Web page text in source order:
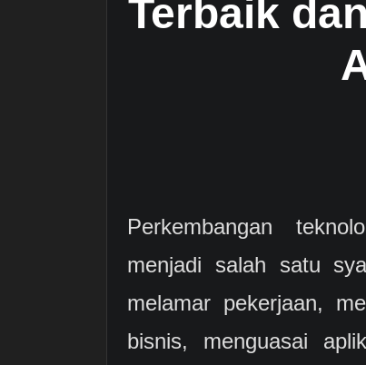
Terbaik
Perkembangan
menjadi salah satu
melamar pekerjaan,
bisnis, menguasai